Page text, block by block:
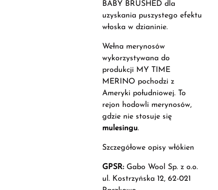
BABY BRUSHED dla
uzyskania puszystego efektu
włoska w dzianinie.
Wełna merynosów
wykorzystywana do
produkcji MY TIME
MERINO pochodzi z
Ameryki południowej. To
rejon hodowli merynosów,
gdzie nie stosuje się
mulesingu.
Szczegółowe opisy włókien
GPSR: Gabo Wool Sp. z o.o.
ul. Kostrzyńska 12, 62-021